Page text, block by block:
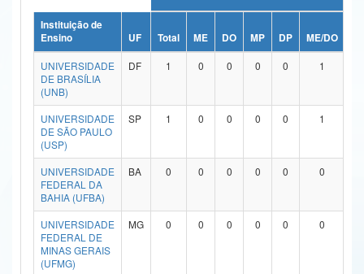
Ministério da Ciência, Tecnologia, Inovações e Comunicações
Ministério do Meio Ambiente
Ministério do Turismo
Ministério do Desenvolvimento Regional
Controladoria-Geral da União
Ministério da Mulher, da Família e dos Direitos Humanos
Secretaria-Geral
Secretaria de Governo
Instituição de
Ensino
UF Total ME DO MP DP ME/DO
UNIVERSIDADE
DE BRASÍLIA
(UNB)
DF 1 0 0 0 0 1
UNIVERSIDADE
DE SÃO PAULO
(USP)
SP 1 0 0 0 0 1
UNIVERSIDADE
FEDERAL DA
BAHIA (UFBA)
BA 0 0 0 0 0 0
UNIVERSIDADE
FEDERAL DE
MINAS GERAIS
(UFMG)
MG 0 0 0 0 0 0